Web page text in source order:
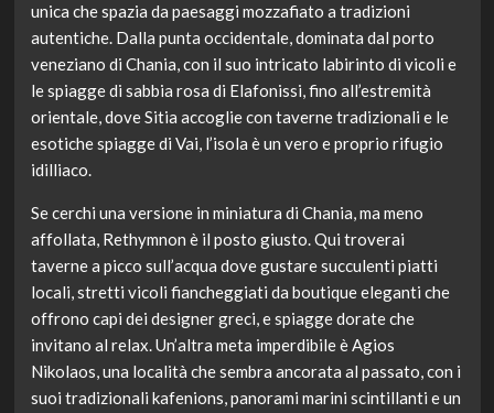
unica che spazia da paesaggi mozzafiato a tradizioni
autentiche. Dalla punta occidentale, dominata dal porto
veneziano di Chania, con il suo intricato labirinto di vicoli e
le spiagge di sabbia rosa di Elafonissi, fino all’estremità
orientale, dove Sitia accoglie con taverne tradizionali e le
esotiche spiagge di Vai, l’isola è un vero e proprio rifugio
idilliaco.
Se cerchi una versione in miniatura di Chania, ma meno
affollata, Rethymnon è il posto giusto. Qui troverai
taverne a picco sull’acqua dove gustare succulenti piatti
locali, stretti vicoli fiancheggiati da boutique eleganti che
offrono capi dei designer greci, e spiagge dorate che
invitano al relax. Un’altra meta imperdibile è Agios
Nikolaos, una località che sembra ancorata al passato, con i
suoi tradizionali kafenions, panorami marini scintillanti e un